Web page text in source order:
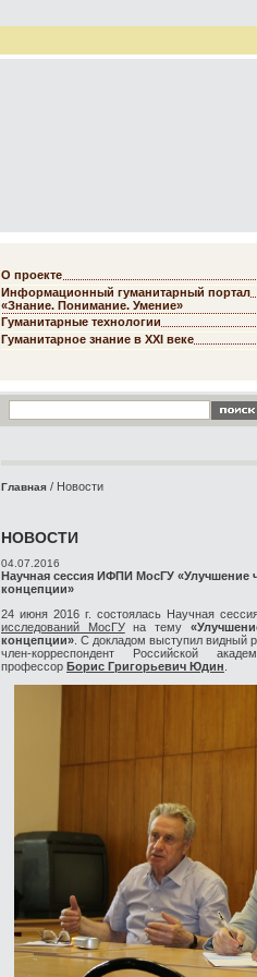
О проекте
Информационный гуманитарный портал
«Знание. Понимание. Умение»
Гуманитарные технологии
Гуманитарное знание в XXI веке
Главная / Новости
НОВОСТИ
04.07.2016
Научная сессия ИФПИ МосГУ
концепции»
24 июня 2016 г. состоялась Научная
исследований МосГУна тему
концепции» . С докладом выступил видный
член-корреспондент Российской
профессор Борис Григорьевич Юдин